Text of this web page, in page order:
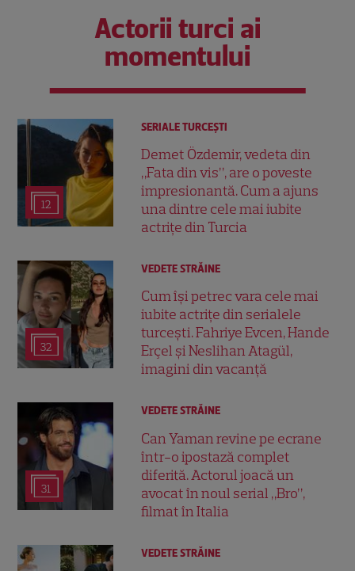
Actorii turci ai
momentului
12
SERIALE TURCEŞTI
Demet Özdemir, vedeta din
„Fata din vis”, are o poveste
impresionantă. Cum a ajuns
una dintre cele mai iubite
actrițe din Turcia
32
VEDETE STRĂINE
Cum își petrec vara cele mai
iubite actrițe din serialele
turcești. Fahriye Evcen, Hande
Erçel și Neslihan Atagül,
imagini din vacanță
31
VEDETE STRĂINE
Can Yaman revine pe ecrane
într-o ipostază complet
diferită. Actorul joacă un
avocat în noul serial „Bro”,
filmat în Italia
VEDETE STRĂINE